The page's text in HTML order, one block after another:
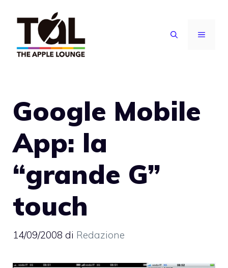
contenuto
MENU
Google Mobile
App: la
“grande G”
touch
14/09/2008 di Redazione